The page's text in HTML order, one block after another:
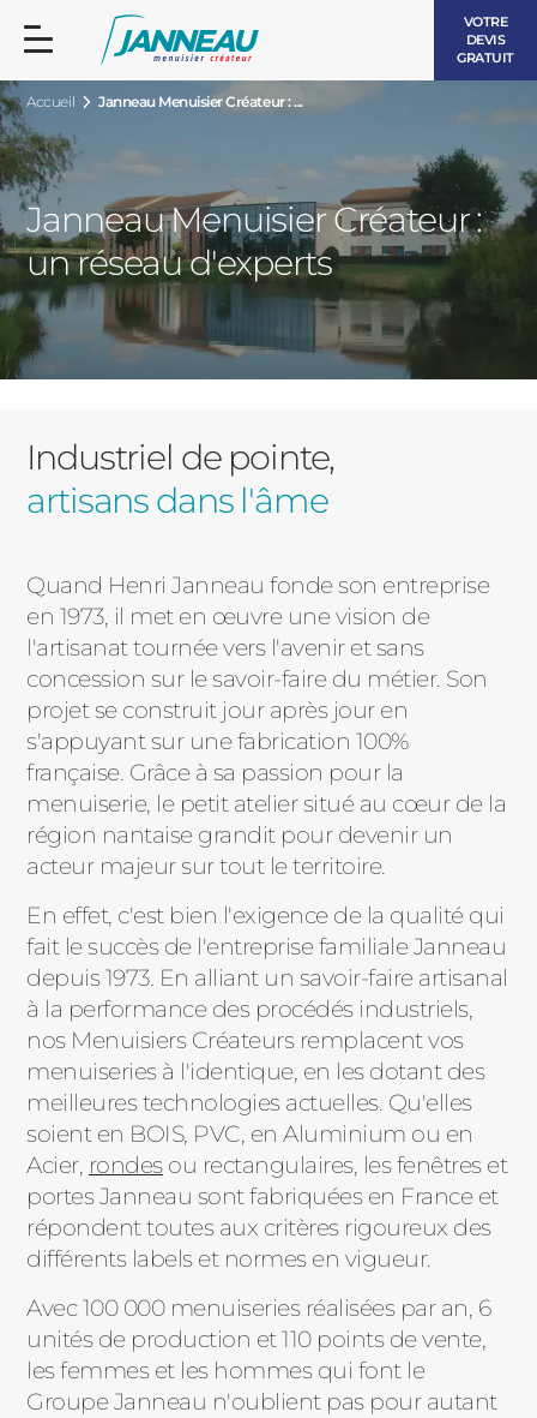
VOTRE
DEVIS
GRATUIT
Accueil Janneau Menuisier Créateur : ...
Janneau Menuisier Créateur :
un réseau d'experts
Industriel de pointe,
artisans dans l'âme
Quand Henri Janneau fonde son entreprise
en 1973, il met en œuvre une vision de
l'artisanat tournée vers l'avenir et sans
concession sur le savoir-faire du métier. Son
projet se construit jour après jour en
s'appuyant sur une fabrication 100%
française. Grâce à sa passion pour la
menuiserie, le petit atelier situé au cœur de la
région nantaise grandit pour devenir un
acteur majeur sur tout le territoire.
En effet, c'est bien l'exigence de la qualité qui
fait le succès de l'entreprise familiale Janneau
depuis 1973. En alliant un savoir-faire artisanal
à la performance des procédés industriels,
nos Menuisiers Créateurs remplacent vos
menuiseries à l'identique, en les dotant des
meilleures technologies actuelles. Qu'elles
soient en BOIS, PVC, en Aluminium ou en
Acier, rondesou rectangulaires, les fenêtres et
portes Janneau sont fabriquées en France et
répondent toutes aux critères rigoureux des
différents labels et normes en vigueur.
Avec 100 000 menuiseries réalisées par an, 6
unités de production et 110 points de vente,
les femmes et les hommes qui font le
Groupe Janneau n'oublient pas pour autant
FENÊTRES ET PORTES-FENÊTRES
PVC
ALUMINIUM
ACIER
BAIES VITRÉES
PORTES D’ENTRÉE
LES CONTEMPORAINES
LES INTEMPORELLES
LES LUMINEUSES
VOLETS ROULANTS
PERGOLAS
CARPORTS
CLÔTURES